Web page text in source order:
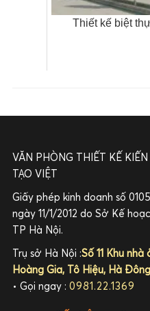
Thiết kế biệt
VĂN PHÒNG THIẾT KẾ KIẾN
TẠO VIỆT
Giấy phép kinh doanh số
ngày 11/1/2012 do Sở Kế
TP Hà Nội.
Trụ sở Hà Nội :Số 11 Khu
Hoàng Gia, Tô Hiệu, Hà
• Gọi ngay : 0981.22.1369